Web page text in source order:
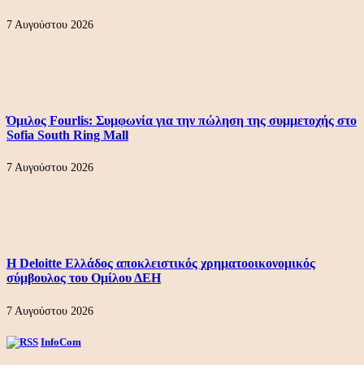
7 Αυγούστου 2026
Όμιλος Fourlis: Συμφωνία για την πώληση της συμμετοχής στο
Sofia South Ring Mall
7 Αυγούστου 2026
Η Deloitte Ελλάδος αποκλειστικός χρηματοοικονομικός
σύμβουλος του Ομίλου ΔΕΗ
7 Αυγούστου 2026
InfoCom